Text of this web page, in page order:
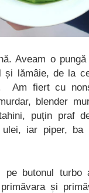
Aveam o
și lămâie, de la
Am fiert cu
blender
puțin praf
ulei, iar piper,
butonul turbo
și